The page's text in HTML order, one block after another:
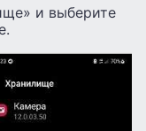
и выберите